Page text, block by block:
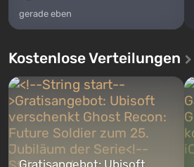
gerade eben
Kostenlose Verteilungen
Gratisangebot: Ubisoft